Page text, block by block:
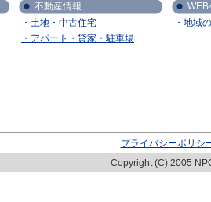
不動産情報
・土地・中古住宅
・アパート・貸家・駐車場
WEB
・地域
プライバシーポリシ
Copyright (C) 2005